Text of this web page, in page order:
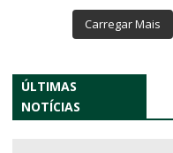
Carregar Mais
ÚLTIMAS
NOTÍCIAS